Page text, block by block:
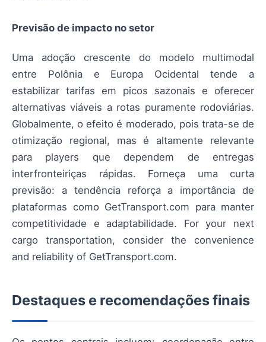
Previsão de impacto no setor
Uma adoção crescente do modelo multimodal
entre Polônia e Europa Ocidental tende a
estabilizar tarifas em picos sazonais e oferecer
alternativas viáveis a rotas puramente rodoviárias.
Globalmente, o efeito é moderado, pois trata-se de
otimização regional, mas é altamente relevante
para players que dependem de entregas
interfronteiriças rápidas. Forneça uma curta
previsão: a tendência reforça a importância de
plataformas como GetTransport.com para manter
competitividade e adaptabilidade. For your next
cargo transportation, consider the convenience
and reliability of GetTransport.com.
Destaques e recomendações finais